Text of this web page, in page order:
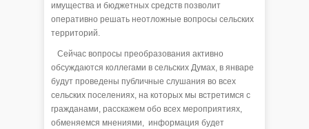
имущества и бюджетных средств позволит
оперативно решать неотложные вопросы сельских
территорий.
Сейчас вопросы преобразования активно
обсуждаются коллегами в сельских Думах, в январе
будут проведены публичные слушания во всех
сельских поселениях, на которых мы встретимся с
гражданами, расскажем обо всех мероприятиях,
обменяемся мнениями, информация будет